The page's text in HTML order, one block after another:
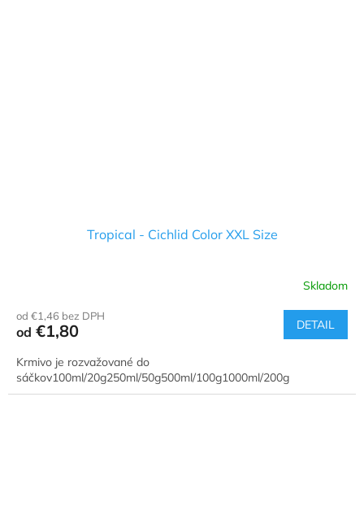
Tropical - Cichlid Color XXL Size
Skladom
od €1,46 bez DPH
od €1,80 DETAIL
Krmivo je rozvažované do
sáčkov100ml/20g250ml/50g500ml/100g1000ml/200g